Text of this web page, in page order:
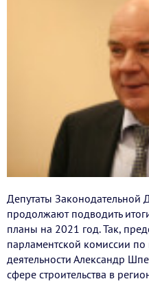
Депутаты Законодательной
продолжают подводить
планы на 2021 год. Так,
парламентской комиссии по
деятельности Александр
сфере строительства в